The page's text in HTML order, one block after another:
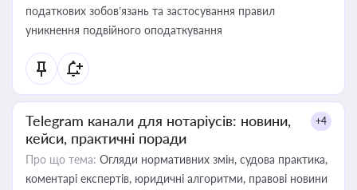
податкових зобов’язань та застосування правил
уникнення подвійного оподаткування
Telegram канали для нотаріусів: новини,
кейси, практичні поради
+4
Про що тема: Огляди нормативних змін, судова практика,
коментарі експертів, юридичні алгоритми, правові новини